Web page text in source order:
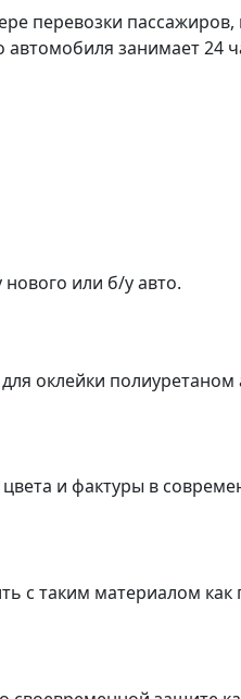
перевозки пассажиров,
занимает 24
или б/у авто.
оклейки полиуретаном
и фактуры в
с таким материалом как